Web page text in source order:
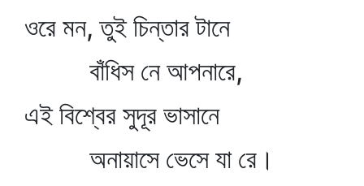
ওরে মন, তুই চিন্তার টানে
বাঁধিস নে আপনারে,
এই বিশ্বের সুদূর ভাসানে
অনায়াসে ভেসে যা রে।